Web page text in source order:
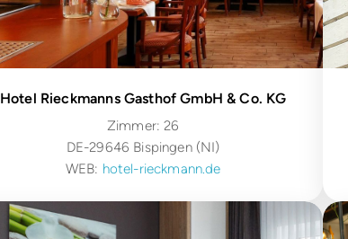
Hotel Rieckmanns Gasthof GmbH & Co. KG
Zimmer: 26
DE-29646 Bispingen (NI)
WEB: hotel-rieckmann.de